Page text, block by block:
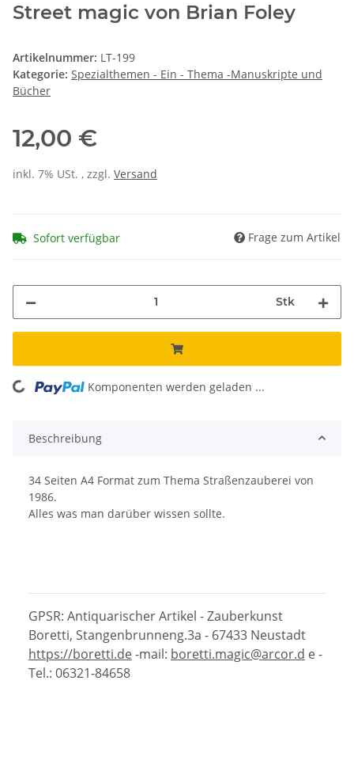
Street magic von Brian Foley
Artikelnummer: LT-199
Kategorie: Spezialthemen - Ein - Thema -Manuskripte und
Bücher
12,00 €
inkl. 7% USt. , zzgl. Versand
Sofort verfügbar Frage zum Artikel
Stk
Loading... Komponenten werden geladen ...
Beschreibung
34 Seiten A4 Format zum Thema Straßenzauberei von
1986.
Alles was man darüber wissen sollte.
GPSR: Antiquarischer Artikel - Zauberkunst
Boretti, Stangenbrunneng.3a - 67433 Neustadt
https://boretti.de-mail: boretti.magic@arcor.d e -
Tel.: 06321-84658